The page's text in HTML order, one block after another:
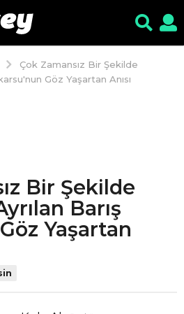
Çok Zamansız Bir Şekilde
Göz Yaşartan Anısı
Bir Şekilde
Barış
Yaşartan